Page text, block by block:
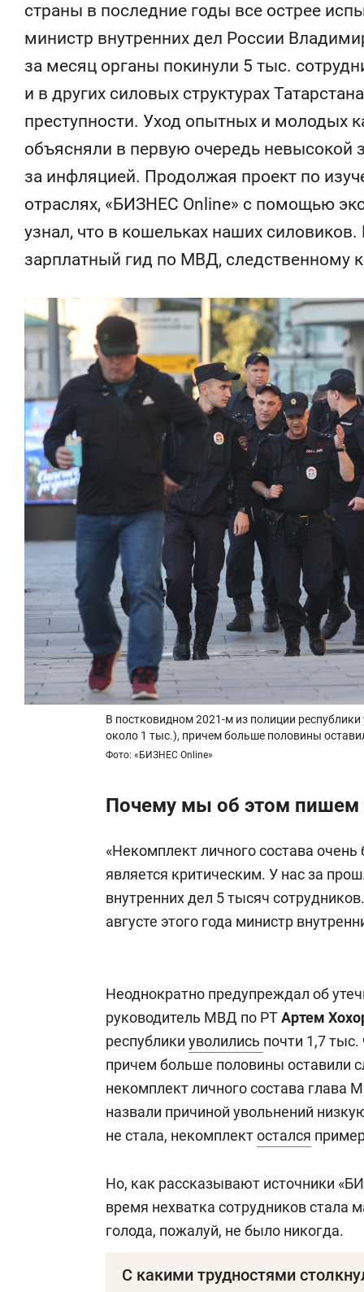
страны в последние годы все острее
министр внутренних дел России
за месяц органы покинули 5 тыс.
и в других силовых структурах
преступности. Уход опытных и молодых
объясняли в первую очередь невысокой
за инфляцией. Продолжая проект по
отраслях, «БИЗНЕС Online» с помощью
узнал, что в кошельках наших
зарплатный гид по МВД, следственному
В постковидном 2021-м из полиции
около 1 тыс.), причем больше половины
Фото: «БИЗНЕС Online»
Почему мы об этом пишем
«Некомплект личного состава
является критическим. У нас за
внутренних дел 5 тысяч
августе этого года министр
Неоднократно предупреждал об
руководитель МВД по РТАртем
республики уволились почти 1,7
причем больше половины оставили
некомплект личного состава глава
назвали причиной увольнений
не стала, некомплектостался
Но, как рассказывают источники
время нехватка сотрудников стала
голода, пожалуй, не было никогда.
С какими трудностями
150 камер до квартиры и Face
ID вместо ключа: какой будет
безопасность в ЖК «Нова»
Опыт
природе,
с